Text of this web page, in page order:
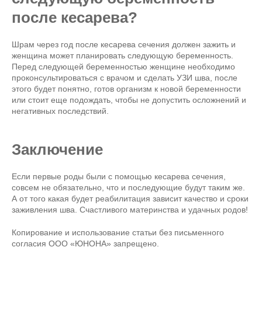
после кесарева?
Шрам через год после кесарева сечения должен зажить и
женщина может планировать следующую беременность.
Перед следующей беременностью женщине необходимо
проконсультироваться с врачом и сделать УЗИ шва, после
этого будет понятно, готов организм к новой беременности
или стоит еще подождать, чтобы не допустить осложнений и
негативных последствий.
Заключение
Если первые роды были с помощью кесарева сечения,
совсем не обязательно, что и последующие будут таким же.
А от того какая будет реабилитация зависит качество и сроки
заживления шва. Счастливого материнства и удачных родов!
Копирование и использование статьи без письменного
согласия ООО «ЮНОНА» запрещено.